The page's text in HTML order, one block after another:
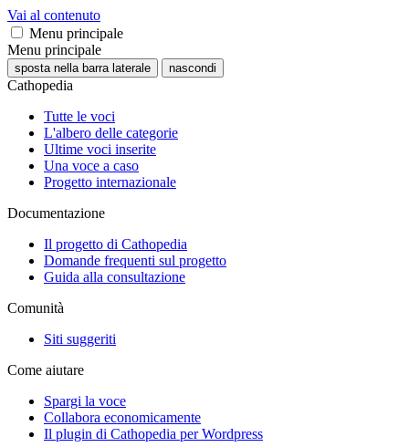
Vai al contenuto
Menu principale
Menu principale
sposta nella barra laterale nascondi
Cathopedia
Tutte le voci
L'albero delle categorie
Ultime voci inserite
Una voce a caso
Progetto internazionale
Documentazione
Il progetto di Cathopedia
Domande frequenti sul progetto
Guida alla consultazione
Comunità
Siti suggeriti
Come aiutare
Spargi la voce
Collabora economicamente
Il plugin di Cathopedia per Wordpress